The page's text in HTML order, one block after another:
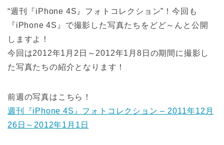
“週刊『iPhone 4S』フォトコレクション”！今回も
『iPhone 4S』で撮影した写真たちをどど～んと公開
しますよ！
今回は2012年1月2日～2012年1月8日の期間に撮影し
た写真たちの紹介となります！
前週の写真はこちら！
週刊『iPhone 4S』フォトコレクション – 2011年12月
26日～2012年1月1日